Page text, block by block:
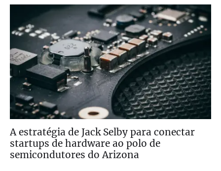
A estratégia de Jack Selby para conectar
startups de hardware ao polo de
semicondutores do Arizona